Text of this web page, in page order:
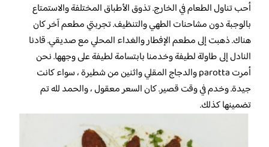
أحب تناول الطعام في الخارج. تذوق الأطباق المختلفة والاستمتاع
بالوجبة دون مشاحنات الطهي والتنظيف. تجربتي مطعم آخر كان
هناك. ذهبت إلى مطعم الإفطار والغداء المحلي مع صديقي. قادنا
النادل إلى طاولة لطيفة وخدمنا بابتسامة لطيفة على وجهها. نحن
أمرت parotta والدجاج المقلي واثنين من شطيرة ، سواء كانت
جيدة. وخدم في وقت قصير. كان السعر معقول ، والحمد لله تم
تضمينها كذلك.